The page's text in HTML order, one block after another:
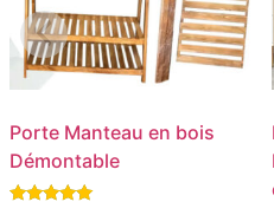
Porte Manteau en bois
Démontable